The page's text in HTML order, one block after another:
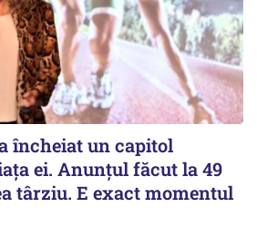
încheiat un capitol
ei. Anunțul făcut la 49
târziu. E exact momentul